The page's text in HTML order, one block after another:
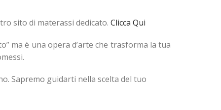
sito di materassi dedicato. Clicca Qui
ma è una opera d’arte che trasforma la tua
Sapremo guidarti nella scelta del tuo